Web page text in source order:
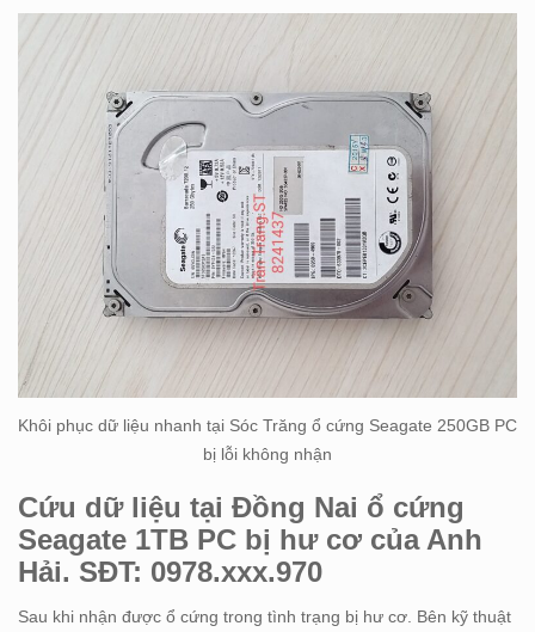
Khôi phục dữ liệu nhanh tại Sóc Trăng ổ cứng Seagate 250GB PC
bị lỗi không nhận
Cứu dữ liệu tại Đồng Nai ổ cứng
Seagate 1TB PC bị hư cơ của Anh
Hải. SĐT: 0978.xxx.970
Sau khi nhận được ổ cứng trong tình trạng bị hư cơ. Bên kỹ thuật